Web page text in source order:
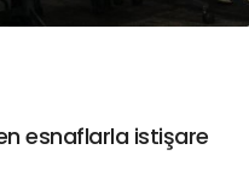
esnaflarla istişare